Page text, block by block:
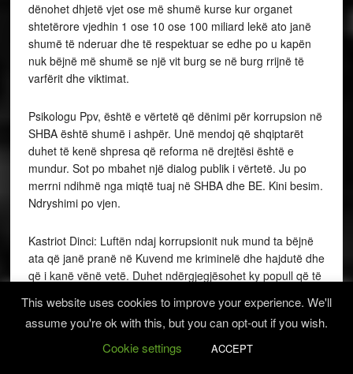
dënohet dhjetë vjet ose më shumë kurse kur organet
shtetërore vjedhin 1 ose 10 ose 100 miliard lekë ato janë
shumë të nderuar dhe të respektuar se edhe po u kapën
nuk bëjnë më shumë se një vit burg se në burg rrijnë të
varfërit dhe viktimat.
Psikologu Ppv, është e vërtetë që dënimi për korrupsion në
SHBA është shumë i ashpër. Unë mendoj që shqiptarët
duhet të kenë shpresa që reforma në drejtësi është e
mundur. Sot po mbahet një dialog publik i vërtetë. Ju po
merrni ndihmë nga miqtë tuaj në SHBA dhe BE. Kini besim.
Ndryshimi po vjen.
Kastriot Dinci: Luftën ndaj korrupsionit nuk mund ta bëjnë
ata që janë pranë në Kuvend me kriminelë dhe hajdutë dhe
që i kanë vënë vetë. Duhet ndërgjegjësohet ky popull që të
është kryesore. Deputeti që shtiu me armë doli nga burgu,
kurse ata që pritën plumbat u futën në burg. A nuk mbanë
erë që shteti vazhdon bën pazare me krimin?
This website uses cookies to improve your experience. We'll
assume you're ok with this, but you can opt-out if you wish.
Cookie settings
ACCEPT